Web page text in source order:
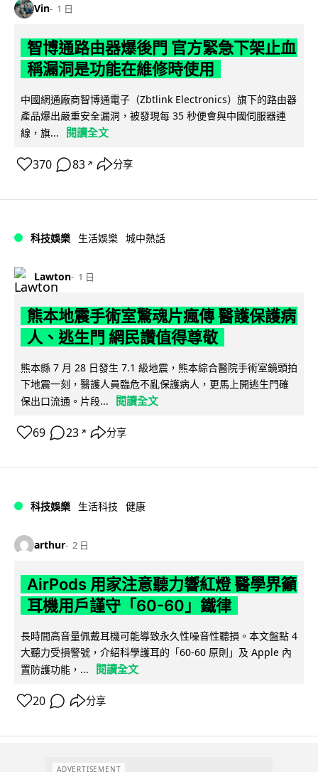
Vin 1 日
智博通路由器爆後門 官方緊急下架止血
稱漏洞是功能在維修時使用
中國網通廠商智博通電子（Zbtlink Electronics）旗下的路由器
產品爆出嚴重安全漏洞，被發現每 35 秒便會與中國伺服器連
線，旗...
閱讀全文
370 83 ↗ 分享
科技娛樂 生活娛樂 城中熱話
Lawton 1 日
熊本地震手術室驚魂片瘋傳 醫護保護病
人、逃生門 網民讚值得尊敬
熊本縣 7 月 28 日發生 7.1 級地震，熊本綜合醫院手術室鏡頭拍
下地震一刻，醫護人員臨危不亂保護病人，更馬上開逃生門確
保出口流通。片段...
閱讀全文
69 23 ↗ 分享
科技娛樂 生活科技 健康
arthur 2 日
AirPods 用家注意聽力響紅燈 醫學界籲
耳機用戶謹守「60-60」鐵律
長時間高音量佩戴耳機可能導致永久性噪音性聽損。本文盤點 4
大聽力受損警號，介紹科學護耳的「60-60 原則」及 Apple 內
置防護功能，...
閱讀全文
20 分享
ADVERTISEMENT